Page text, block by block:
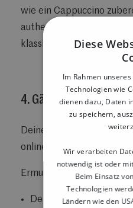
wie ein Cappuccino
authentischen Einblicke
klassische Werbung.
4. Gäste aktiv einbinden
Deine Gäste können Dir
online bekannter zu
Ermutige sie zum Beispiel
Dein Restaurant auf
Diese
Im Rahmen
Technologien wie
dienen dazu, Daten
zu speichern,
Wir verarbeiten
notwendig ist oder
Beim Einsatz
Technologien
Ländern wie den